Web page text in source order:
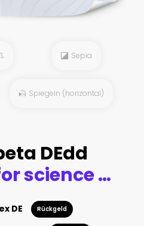
Sepia
Spiegeln (horizontal)
DEdd
Template for science and technology presentation. Plexus style background.
DE Rückgeld